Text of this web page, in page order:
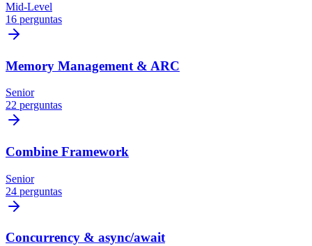
Mid-Level
16 perguntas
Memory Management & ARC
Senior
22 perguntas
Combine Framework
Senior
24 perguntas
Concurrency & async/await